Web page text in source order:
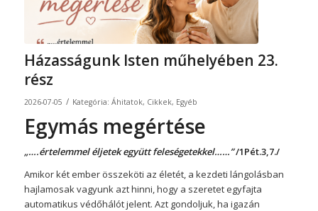
Házasságunk Isten műhelyében 23.
rész
2026-07-05 / Kategória: Áhitatok, Cikkek, Egyéb
Egymás megértése
„….értelemmel éljetek együtt feleségetekkel……”/1Pét.3,7./
Amikor két ember összeköti az életét, a kezdeti lángolásban
hajlamosak vagyunk azt hinni, hogy a szeretet egyfajta
automatikus védőhálót jelent. Azt gondoljuk, ha igazán